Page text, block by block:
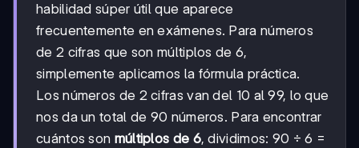
habilidad súper útil que aparece
frecuentemente en exámenes. Para números
de 2 cifras que son múltiplos de 6,
simplemente aplicamos la fórmula práctica.
Los números de 2 cifras van del 10 al 99, lo que
nos da un total de 90 números. Para encontrar
cuántos son múltiplos de 6, dividimos: 90 ÷ 6 =